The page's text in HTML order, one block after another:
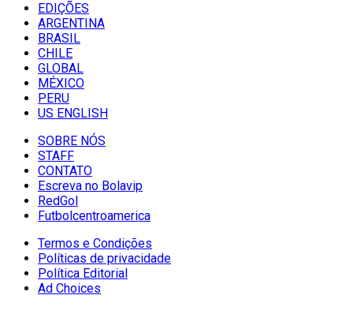
EDIÇÕES
ARGENTINA
BRASIL
CHILE
GLOBAL
MÉXICO
PERU
US ENGLISH
SOBRE NÓS
STAFF
CONTATO
Escreva no Bolavip
RedGol
Futbolcentroamerica
Termos e Condições
Políticas de privacidade
Política Editorial
Ad Choices